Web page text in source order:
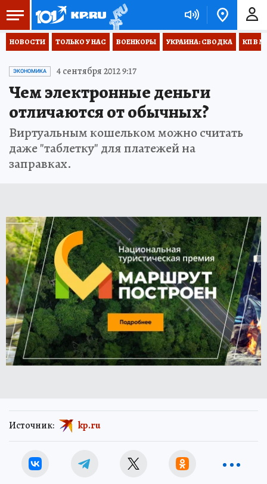
НОВОСТИ ТОЛЬКО У НАС ВОЕНКОРЫ УКРАИНА: СВОДКА КП В
ЭКОНОМИКА 4 сентября 2012 9:17
Чем электронные деньги
отличаются от обычных?
Виртуальным кошельком можно считать
даже "таблетку" для платежей на
заправках.
Источник: kp.ru